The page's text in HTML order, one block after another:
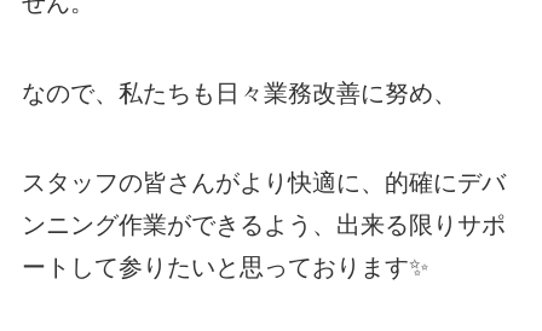
なので、私たちも日々業務改善に努め、
スタッフの皆さんがより快適に、的確にデバ
ンニング作業ができるよう、出来る限りサポ
ートして参りたいと思っております✨